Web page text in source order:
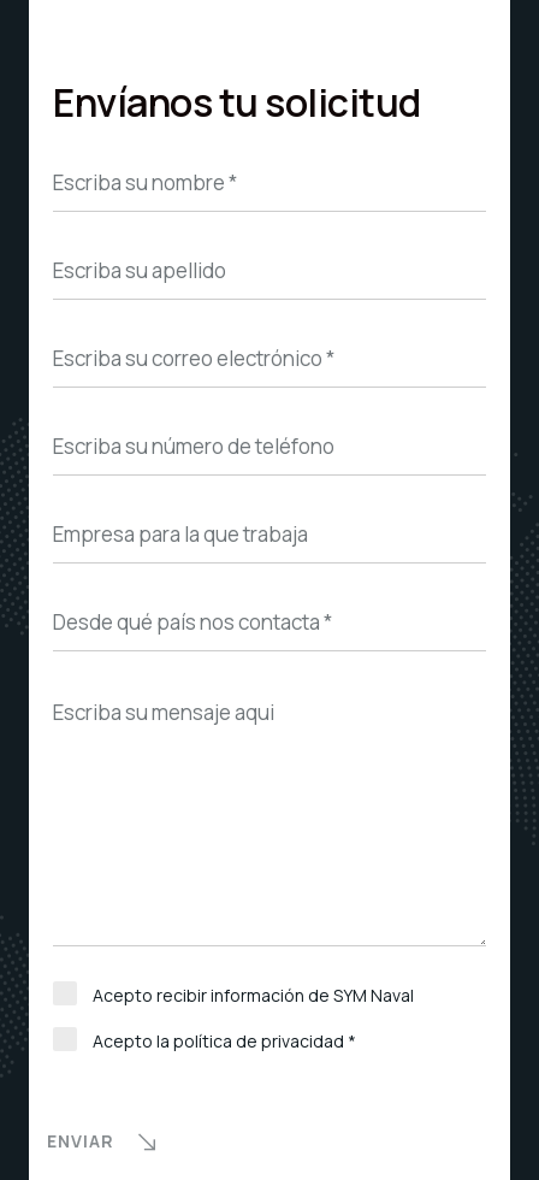
Envíanos tu solicitud
Acepto recibir información de SYM Naval
Acepto la política de privacidad *
ENVIAR